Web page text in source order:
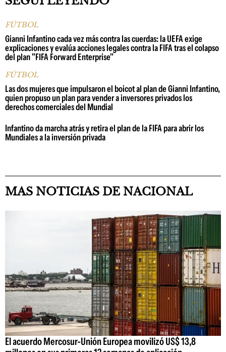
FÚTBOL
Gianni Infantino cada vez más contra las cuerdas: la UEFA exige
explicaciones y evalúa acciones legales contra la FIFA tras el colapso
del plan "FIFA Forward Enterprise"
FÚTBOL
Las dos mujeres que impulsaron el boicot al plan de Gianni Infantino,
quien propuso un plan para vender a inversores privados los
derechos comerciales del Mundial
Infantino da marcha atrás y retira el plan de la FIFA para abrir los
Mundiales a la inversión privada
MAS NOTICIAS DE NACIONAL
El acuerdo Mercosur-Unión Europea movilizó US$ 13,8